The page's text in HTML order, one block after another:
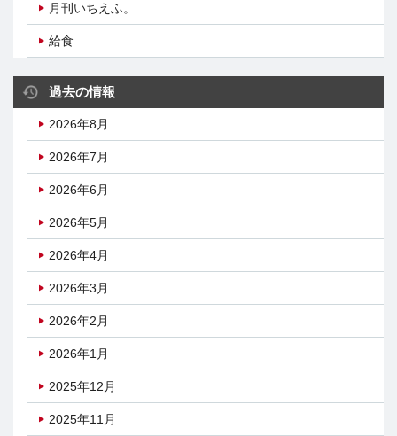
月刊いちえふ。
給食
過去の情報
2026年8月
2026年7月
2026年6月
2026年5月
2026年4月
2026年3月
2026年2月
2026年1月
2025年12月
2025年11月